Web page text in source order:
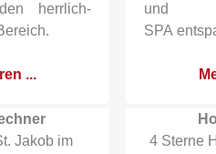
herrlich-
...
und
SPA
Jakob im
4 Sterne